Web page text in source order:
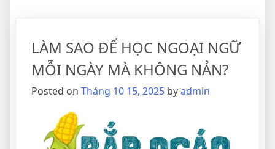
LÀM SAO ĐỂ HỌC NGOẠI NGỮ
MỖI NGÀY MÀ KHÔNG NẢN?
Posted on Tháng 10 15, 2025 byadmin